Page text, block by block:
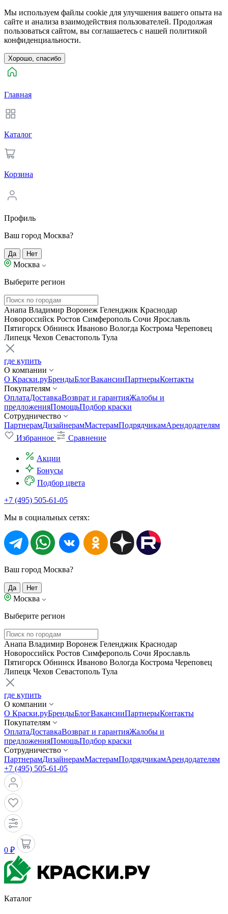
Мы используем файлы cookie для улучшения вашего опыта на
сайте и анализа взаимодействия пользователей. Продолжая
пользоваться сайтом, вы соглашаетесь с нашей политикой
конфиденциальности.
Хорошо, спасибо
Главная
Каталог
Корзина
Профиль
Ваш город Москва?
Да Нет
Москва
Выберите регион
Анапа Владимир Воронеж Геленджик Краснодар
Новороссийск Ростов Симферополь Сочи Ярославль
Пятигорск Обнинск Иваново Вологда Кострома Череповец
Липецк Чехов Севастополь Тула
где купить
О компании
О Краски.руБрендыБлогВакансииПартнерыКонтакты
Покупателям
ОплатаДоставкаВозврат и гарантияЖалобы и
предложенияПомощьПодбор краски
Сотрудничество
ПартнерамДизайнерамМастерамПодрядчикамАрендодателям
Избранное
Сравнение
Акции
Бонусы
Подбор цвета
+7 (495) 505-61-05
Мы в социальных сетях:
Ваш город Москва?
Да Нет
Москва
Выберите регион
Анапа Владимир Воронеж Геленджик Краснодар
Новороссийск Ростов Симферополь Сочи Ярославль
Пятигорск Обнинск Иваново Вологда Кострома Череповец
Липецк Чехов Севастополь Тула
где купить
О компании
О Краски.руБрендыБлогВакансииПартнерыКонтакты
Покупателям
ОплатаДоставкаВозврат и гарантияЖалобы и
предложенияПомощьПодбор краски
Сотрудничество
ПартнерамДизайнерамМастерамПодрядчикамАрендодателям
+7 (495) 505-61-05
0 ₽
Каталог